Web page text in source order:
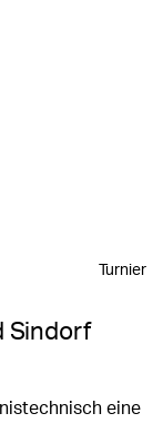
Turnier
Sindorf
eine